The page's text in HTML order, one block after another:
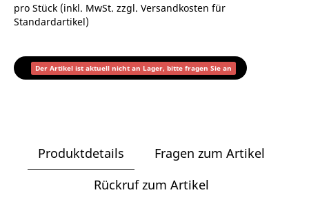
pro Stück (inkl. MwSt. zzgl. Versandkosten für
Standardartikel)
Der Artikel ist aktuell nicht an Lager, bitte fragen Sie an
Produktdetails
Fragen zum Artikel
Rückruf zum Artikel